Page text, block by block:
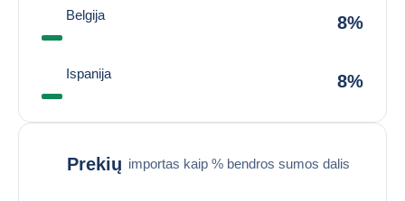
Belgija 8%
Ispanija 8%
Prekių importas kaip % bendros sumos dalis